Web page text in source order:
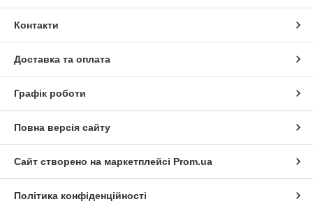
Контакти
Доставка та оплата
Графік роботи
Повна версія сайту
Сайт створено на маркетплейсі Prom.ua
Політика конфіденційності